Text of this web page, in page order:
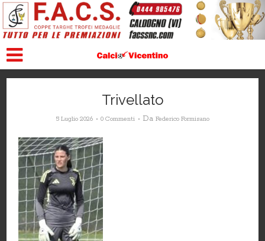
Trivellato
5 Luglio 2026 0 Commenti Da Federico Formisano